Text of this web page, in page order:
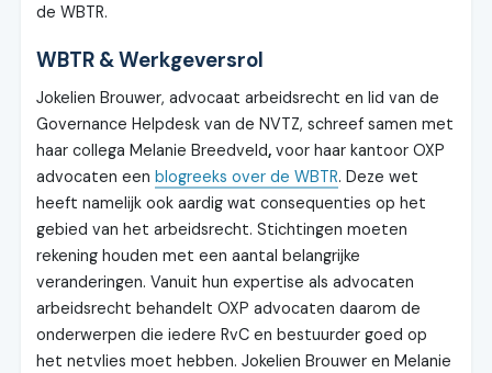
de WBTR.
WBTR & Werkgeversrol
Jokelien Brouwer, advocaat arbeidsrecht en lid van de
Governance Helpdesk van de NVTZ, schreef samen met
haar collega Melanie Breedveld,voor haar kantoor OXP
advocaten eenblogreeks over de WBTR. Deze wet
heeft namelijk ook aardig wat consequenties op het
gebied van het arbeidsrecht. Stichtingen moeten
rekening houden met een aantal belangrijke
veranderingen. Vanuit hun expertise als advocaten
arbeidsrecht behandelt OXP advocaten daarom de
onderwerpen die iedere RvC en bestuurder goed op
het netvlies moet hebben. Jokelien Brouwer en Melanie